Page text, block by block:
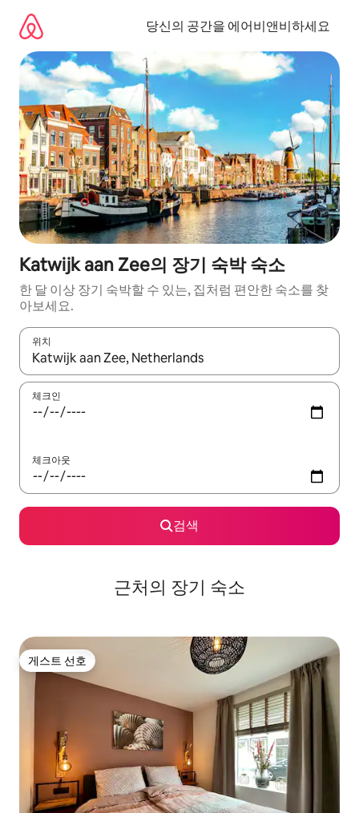
당신의 공간을 에어비앤비하세요
Katwijk aan Zee의 장기 숙박 숙소
한 달 이상 장기 숙박할 수 있는, 집처럼 편안한 숙소를 찾
아보세요.
위치
결과가 나오면 위·아래 화살표 키를 사용하거나 터치 또는 스와이
체크인
체크아웃
검색
근처의 장기 숙소
게스트 선호
게스트 선호